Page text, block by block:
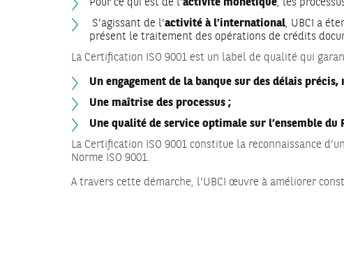
S’agissant de l’activité à l’international, UBCI a
présent le traitement des opérations de crédits
La Certification ISO 9001 est un label de qualité qui
Un engagement de la banque sur des délais
Une maîtrise des processus ;
Une qualité de service optimale sur l’ensemble du
La Certification ISO 9001 constitue la reconnaissance
Norme ISO 9001.
A travers cette démarche, l’UBCI œuvre à améliorer